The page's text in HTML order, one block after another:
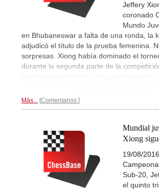
Jeffery
coronado
Mundo
en Bhubaneswar a falta de una ronda, la
adjudicó el título de la prueba femenina.
sorpresas. Xiong había dominado el
durante la segunda parte de la
Más... Comentarios
Mundial
Xiong
19/08/
Sub-20,
el quinto